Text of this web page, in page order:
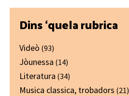
Primary
Sidebar
Dins ‘quela rubrica
Videò (93)
Jòunessa (14)
Literatura (34)
Musica classica, trobadors (21)